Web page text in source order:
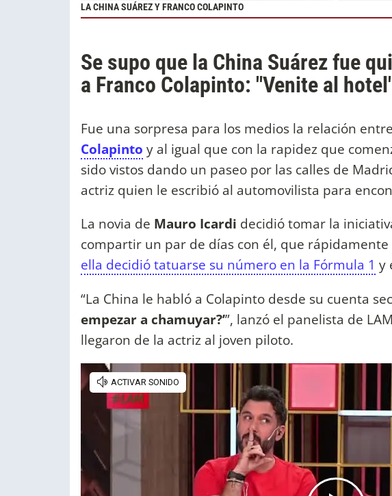
LA CHINA SUÁREZ Y FRANCO COLAPINTO
Se supo que la China Suárez fue
a Franco Colapinto: "Venite al
Fue una sorpresa para los medios la relación
Colapinto y al igual que con la rapidez que
sido vistos dando un paseo por las calles de
actriz quien le escribió al automovilista para
La novia de Mauro Icardi decidió tomar la
compartir un par de días con él, que
ella decidió tatuarse su número en la Fórmula 1 y
“La China le habló a Colapinto desde su cuenta
empezar a chamuyar?’”, lanzó el panelista de
llegaron de la actriz al joven piloto.